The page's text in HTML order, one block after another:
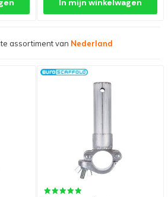
assortiment van Nederland